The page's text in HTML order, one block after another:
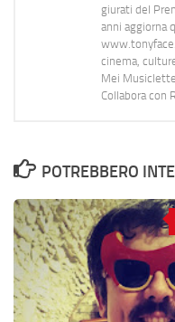
giurati del
anni aggiorna
cinema,
Mei
Collabora con
POTREBBERO